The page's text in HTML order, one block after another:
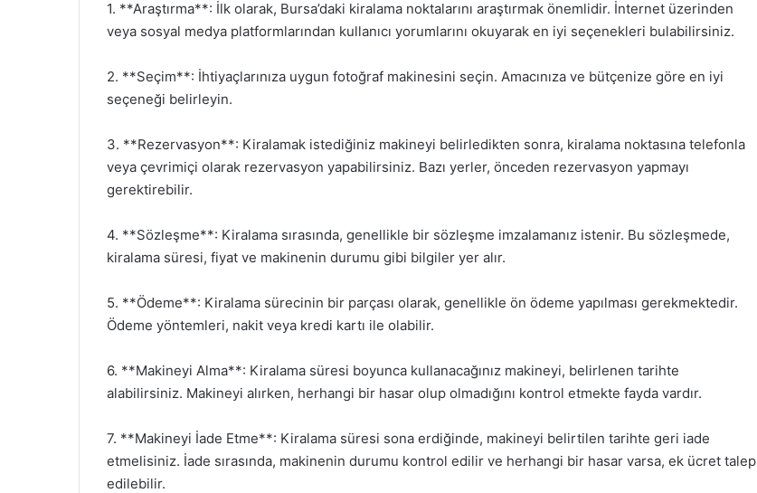
1. **Araştırma**: İlk olarak, Bursa’daki kiralama noktalarını araştırmak önemlidir. İnternet üzerinden
veya sosyal medya platformlarından kullanıcı yorumlarını okuyarak en iyi seçenekleri bulabilirsiniz.
2. **Seçim**: İhtiyaçlarınıza uygun fotoğraf makinesini seçin. Amacınıza ve bütçenize göre en iyi
seçeneği belirleyin.
3. **Rezervasyon**: Kiralamak istediğiniz makineyi belirledikten sonra, kiralama noktasına telefonla
veya çevrimiçi olarak rezervasyon yapabilirsiniz. Bazı yerler, önceden rezervasyon yapmayı
gerektirebilir.
4. **Sözleşme**: Kiralama sırasında, genellikle bir sözleşme imzalamanız istenir. Bu sözleşmede,
kiralama süresi, fiyat ve makinenin durumu gibi bilgiler yer alır.
5. **Ödeme**: Kiralama sürecinin bir parçası olarak, genellikle ön ödeme yapılması gerekmektedir.
Ödeme yöntemleri, nakit veya kredi kartı ile olabilir.
6. **Makineyi Alma**: Kiralama süresi boyunca kullanacağınız makineyi, belirlenen tarihte
alabilirsiniz. Makineyi alırken, herhangi bir hasar olup olmadığını kontrol etmekte fayda vardır.
7. **Makineyi İade Etme**: Kiralama süresi sona erdiğinde, makineyi belirtilen tarihte geri iade
etmelisiniz. İade sırasında, makinenin durumu kontrol edilir ve herhangi bir hasar varsa, ek ücret talep
edilebilir.